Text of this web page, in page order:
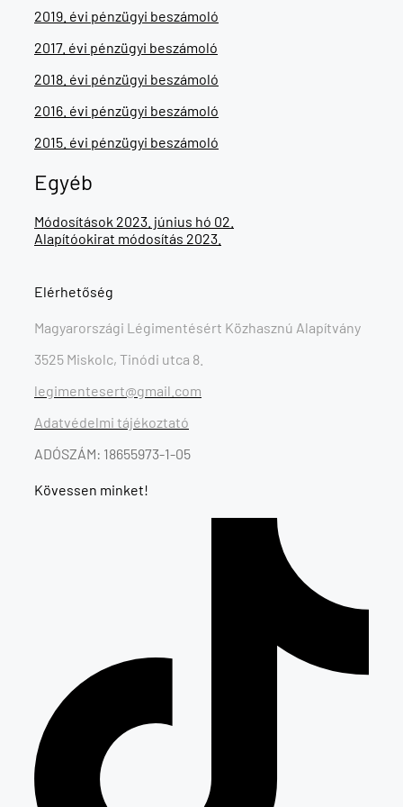
2019. évi pénzügyi beszámoló
2017. évi pénzügyi beszámoló
2018. évi pénzügyi beszámoló
2016. évi pénzügyi beszámoló
2015. évi pénzügyi beszámoló
Egyéb
Módosítások 2023. június hó 02.
Alapítóokirat módosítás 2023.
Elérhetőség
Magyarországi Légimentésért Közhasznú Alapítvány
3525 Miskolc, Tinódi utca 8.
legimentesert@gmail.com
Adatvédelmi tájékoztató
ADÓSZÁM: 18655973-1-05
Kövessen minket!